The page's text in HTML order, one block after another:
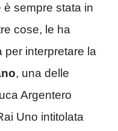
è sempre stata in
cose, le ha
per interpretare la
, una delle
Argentero
Uno intitolata